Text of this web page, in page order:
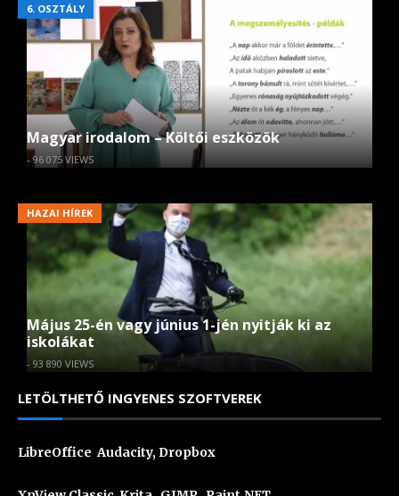
6. OSZTÁLY
Magyar irodalom – Költői eszközök
- 96 075 VIEWS
HAZAI HÍREK
Május 25-én vagy június 1-jén nyitják ki az
iskolákat
- 93 890 VIEWS
LETÖLTHETŐ INGYENES SZOFTVEREK
LibreOffice Audacity,Dropbox